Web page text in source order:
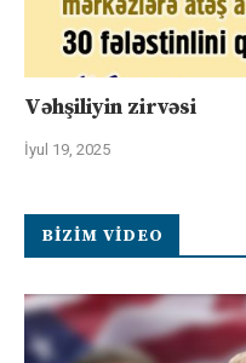
Vəhşiliyin zirvəsi
İyul 19, 2025
BIZIM VIDEO